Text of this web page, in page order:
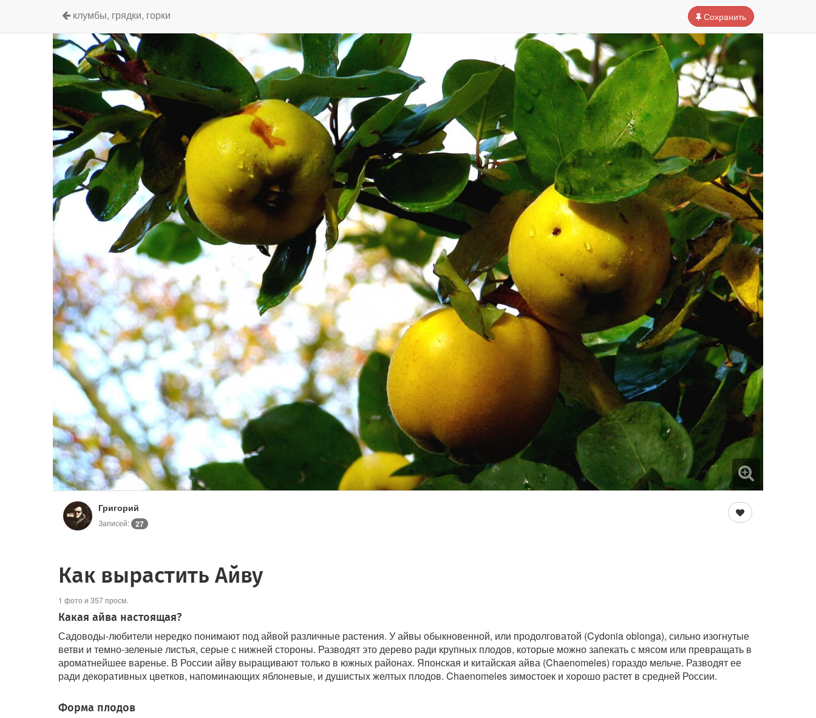
Сохранить
клумбы, грядки, горки
Григорий
Записей: 27
Как вырастить Айву
1 фото и 357 просм.
Какая айва настоящая?
Садоводы-любители нередко понимают под айвой различные растения. У айвы обыкновенной, или продолговатой (Cydonia oblonga), сильно изогнутые
ветви и темно-зеленые листья, серые с нижней стороны. Разводят это дерево ради крупных плодов, которые можно запекать с мясом или превращать в
ароматнейшее варенье. В России айву выращивают только в южных районах. Японская и китайская айва (Chaenomeles) гораздо мельче. Разводят ее
ради декоративных цветков, напоминающих яблоневые, и душистых желтых плодов. Chaenomeles зимостоек и хорошо растет в средней России.
Форма плодов